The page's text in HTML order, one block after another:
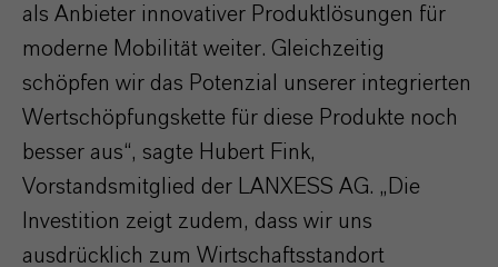
als Anbieter innovativer Produktlösungen für
moderne Mobilität weiter. Gleichzeitig
schöpfen wir das Potenzial unserer integrierten
Wertschöpfungskette für diese Produkte noch
besser aus“, sagte Hubert Fink,
Vorstandsmitglied der LANXESS AG. „Die
Investition zeigt zudem, dass wir uns
ausdrücklich zum Wirtschaftsstandort